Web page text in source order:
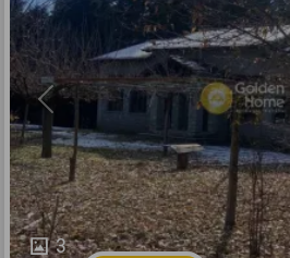
3
Previous